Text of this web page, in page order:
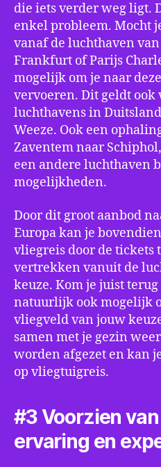
die iets verder weg ligt.
enkel probleem. Mocht
vanaf de luchthaven
Frankfurt of Parijs
mogelijk om je naar
vervoeren. Dit geldt ook
luchthavens in
Weeze. Ook een
Zaventem naar
een andere luchthaven
mogelijkheden.
Door dit groot aanbod
Europa kan je
vliegreis door de tickets
vertrekken vanuit de
keuze. Kom je juist
natuurlijk ook mogelijk
vliegveld van jouw
samen met je gezin
worden afgezet en kan
op vliegtuigreis.
#3 Voorzien
ervaring en